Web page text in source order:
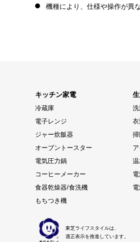
機種により、仕様や操作が異
キッチン家電
冷蔵庫
電子レンジ
ジャー炊飯器
オーブントースター
電気圧力鍋
コーヒーメーカー
食器乾燥器/食洗機
もちつき機
東芝ライフスタイルは、
適正表示を推進しています。